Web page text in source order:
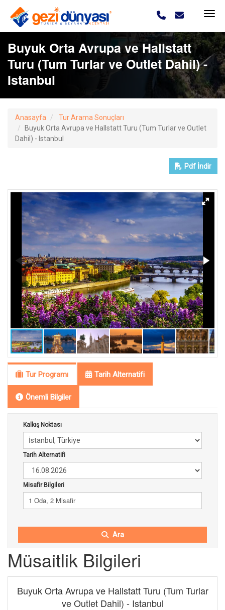
Buyuk Orta Avrupa ve Hallstatt
Turu (Tum Turlar ve Outlet Dahil) -
Istanbul
Anasayfa
Tur Arama Sonuçları
Buyuk Orta Avrupa ve Hallstatt Turu (Tum Turlar ve Outlet
Dahil) - Istanbul
Pdf İndir
Tur Programı Tarih Alternatifi
Önemli Bilgiler
Kalkış Noktası
Tarih Alternatifi
Misafir Bilgileri
1 Oda, 2 Misafir
Ara
Müsaitlik Bilgileri
Buyuk Orta Avrupa ve Hallstatt Turu (Tum Turlar
ve Outlet Dahil) - Istanbul